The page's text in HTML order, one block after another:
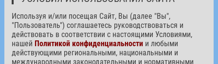
Используя и/или посещая Сайт, Вы (далее "Вы",
"Пользователь") соглашаетесь руководствоваться и
действовать в соответствии с настоящими Условиями,
нашей Политикой конфиденциальностии любыми
действующими региональными, национальными и
международными законодательными и нормативными